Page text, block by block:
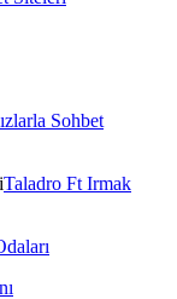
Sohbet
Taladro Ft Irmak